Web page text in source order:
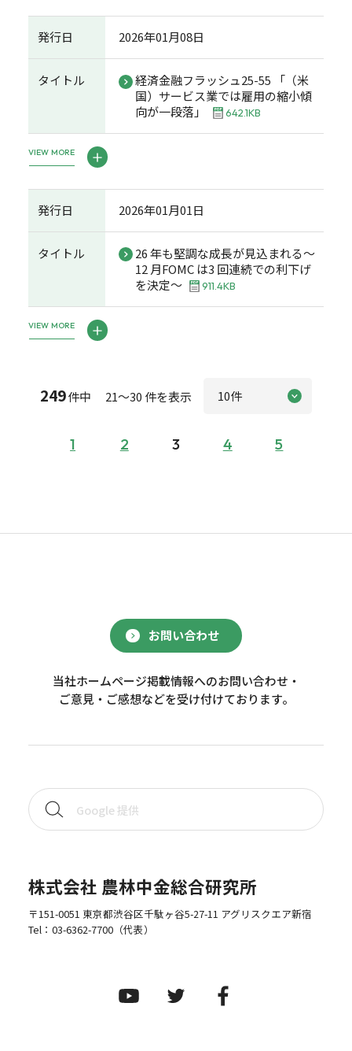
発行日 2026年01月08日
タイトル
経済金融フラッシュ25-55 「（米
国）サービス業では雇用の縮小傾
向が一段落」
642.1KB
VIEW MORE
発行日 2026年01月01日
タイトル
26 年も堅調な成長が見込まれる～
12 月FOMC は3 回連続での利下げ
を決定～
911.4KB
VIEW MORE
249件中 21～30 件を表示
1 2 3 4 5
お問い合わせ
当社ホームページ掲載情報へのお問い合わせ・
ご意見・ご感想などを受け付けております。
株式会社 農林中金総合研究所
〒151-0051 東京都渋谷区千駄ヶ谷5-27-11 アグリスクエア新宿
Tel： 03-6362-7700（代表）